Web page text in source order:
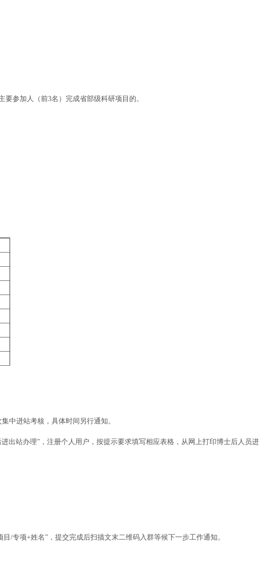
参加人（前3名）完成省部级科研项目的。
中进站考核，具体时间另行通知。
出站办理”，注册个人用户，按提示要求填写相应表格，从网上打印博士后人员进
/专项+姓名”，提交完成后扫描文末二维码入群等候下一步工作通知。